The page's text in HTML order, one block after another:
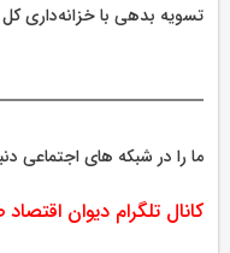
تسویه بدهی با خزانه‌داری
ما را در شبکه های اجتماعی
کانال تلگرام دیوان اقتصاد